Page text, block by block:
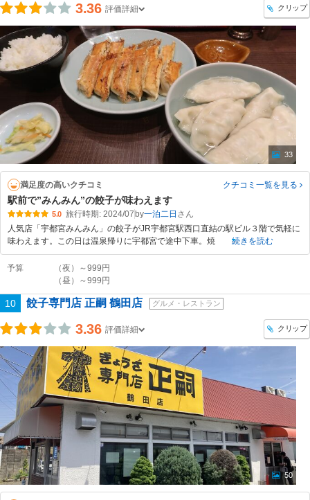
3.36 評価詳細 クリップ
33
満足度の高いクチコミ クチコミ一覧を見る
駅前で”みんみん”の餃子が味わえます
5.0 旅行時期: 2024/07 by一泊二日
人気店「宇都宮みんみん」の餃子がJR宇都宮駅西口直結の駅ビル３階で気軽に
味わえます。この日は温泉帰りに宇都宮で途中下車。焼
続きを読む
予算
（夜）～999円
（昼）～999円
10 餃子専門店 正嗣 鶴田店 グルメ・レストラン
3.36 評価詳細 クリップ
50